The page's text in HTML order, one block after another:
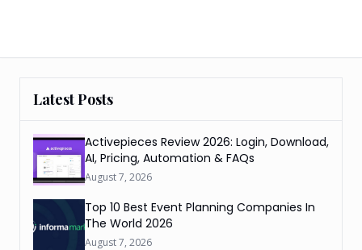
Latest Posts
Activepieces Review 2026: Login, Download,
AI, Pricing, Automation & FAQs
August 7, 2026
Top 10 Best Event Planning Companies In
The World 2026
August 7, 2026